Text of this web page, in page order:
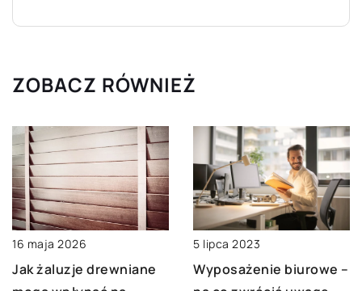
ZOBACZ RÓWNIEŻ
16 maja 2026
Jak żaluzje drewniane
5 lipca 2023
Wyposażenie biurowe –